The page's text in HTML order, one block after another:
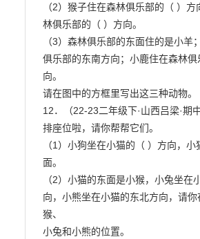
（2）猴子住在森林俱乐部的（ ）
林俱乐部的（ ）方向。
（3）森林俱乐部的东面住的是小羊
俱乐部的东南方向；小鹿住在森林俱
向。
请在图中的方框里写出这三种动物。
12．（22-23二年级下·山西吕梁·期
排座位啦，请你帮帮它们。
（1）小狗坐在小猫的（ ）方向，小
面。
（2）小猫的东面是小猴，小兔坐在
向，小熊坐在小猫的东北方向，请
猴、
小兔和小熊的位置。